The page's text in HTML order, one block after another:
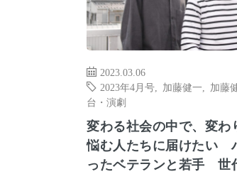
2023.03.06
2023年4月号
加藤健一 加藤
台・演劇
変わる社会の中で、変わ
悩む人たちに届けたい
ったベテランと若手 世